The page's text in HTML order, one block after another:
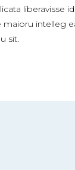
liberavisse
maioru intelleg
sit.